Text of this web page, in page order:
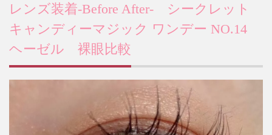
レンズ装着-Before After-
シークレット
キャンディーマジック ワンデー NO.14
ヘーゼル 裸眼比較